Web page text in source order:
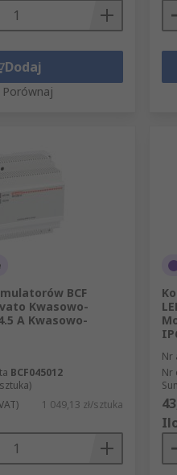
Dodaj
Porównaj
BCF
Kwasowo-
A Kwasowo-
BCF045012
1 049,13 zł/sztuka
Nr
Nr